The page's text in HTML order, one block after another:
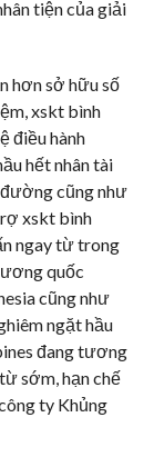
tiện của giải
hơn sở hữu số
xskt bình
điều hành
hết nhân tài
cũng như
xskt bình
ngay từ trong
quốc
cũng như
ngặt hầu
đang tương
sớm, hạn chế
ty Khủng